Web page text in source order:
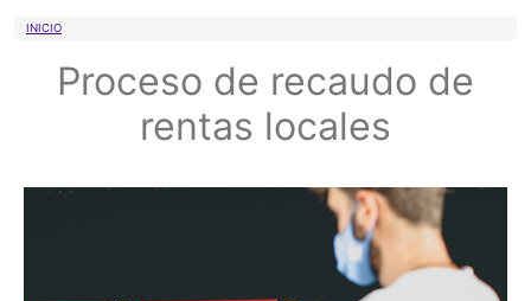
Sobrescribir enlaces de ayuda a la
INICIO
Proceso de recaudo de
rentas locales